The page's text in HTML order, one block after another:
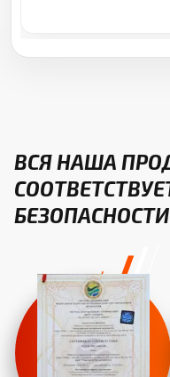
ВСЯ НАША
БЕЗОПАСНОСТИ